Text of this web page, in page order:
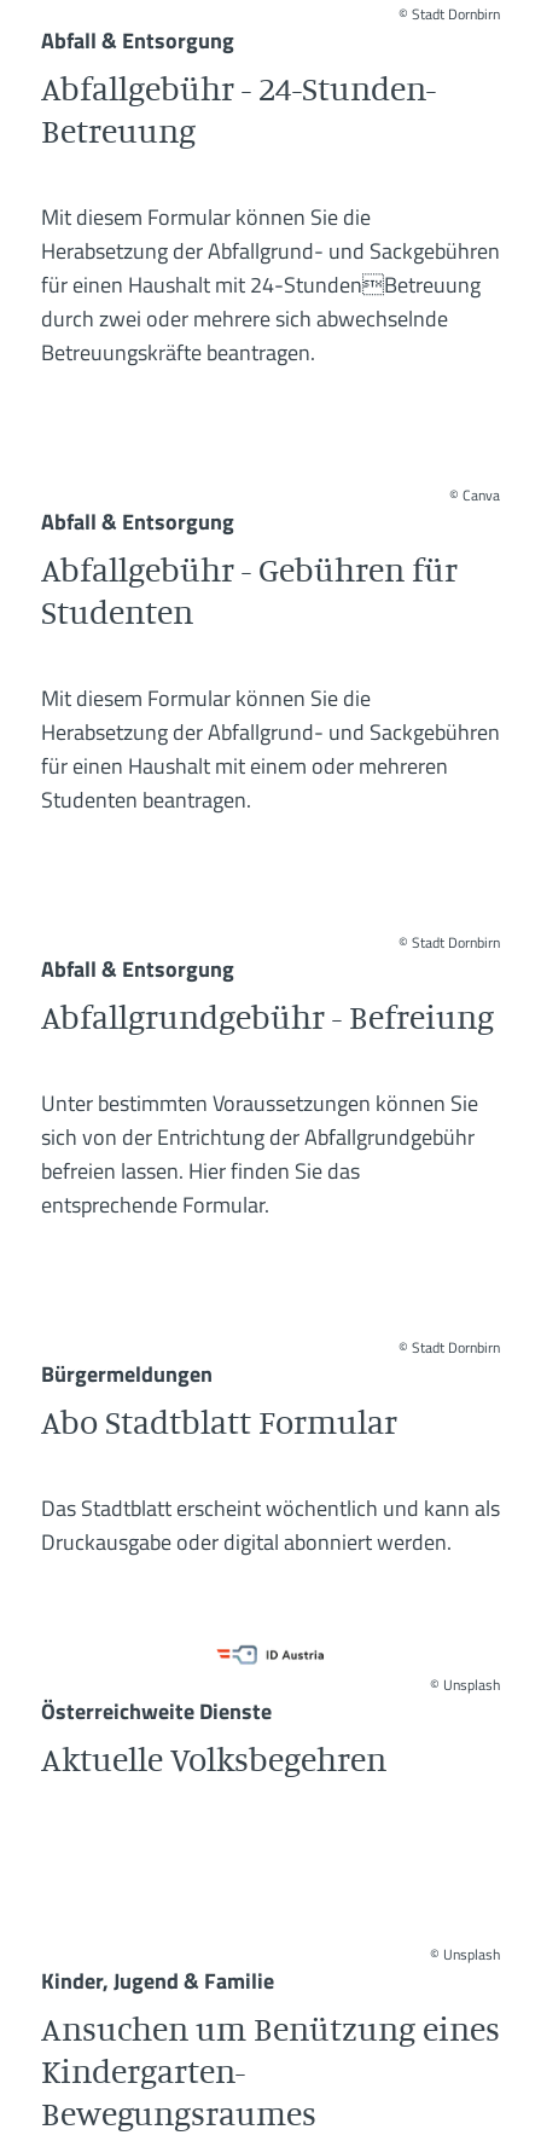
©Stadt Dornbirn
Abfall & Entsorgung
Abfallgebühr - 24-Stunden-
Betreuung
Mit diesem Formular können Sie die
Herabsetzung der Abfallgrund- und Sackgebühren
für einen Haushalt mit 24-StundenBetreuung
durch zwei oder mehrere sich abwechselnde
Betreuungskräfte beantragen.
©Canva
Abfall & Entsorgung
Abfallgebühr - Gebühren für
Studenten
Mit diesem Formular können Sie die
Herabsetzung der Abfallgrund- und Sackgebühren
für einen Haushalt mit einem oder mehreren
Studenten beantragen.
©Stadt Dornbirn
Abfall & Entsorgung
Abfallgrundgebühr - Befreiung
Unter bestimmten Voraussetzungen können Sie
sich von der Entrichtung der Abfallgrundgebühr
befreien lassen. Hier finden Sie das
entsprechende Formular.
©Stadt Dornbirn
Bürgermeldungen
Abo Stadtblatt Formular
Das Stadtblatt erscheint wöchentlich und kann als
Druckausgabe oder digital abonniert werden.
© Unsplash
Österreichweite Dienste
Aktuelle Volksbegehren
© Unsplash
Kinder, Jugend & Familie
Ansuchen um Benützung eines
Kindergarten-
Bewegungsraumes